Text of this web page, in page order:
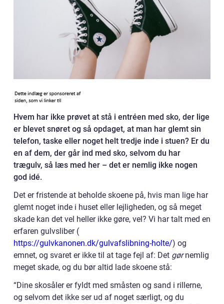
Hvem har ikke prøvet at stå i entréen med sko, der lige
er blevet snøret og så opdaget, at man har glemt sin
telefon, taske eller noget helt tredje inde i stuen? Er du
en af dem, der går ind med sko, selvom du har
trægulv, så læs med her – det er nemlig ikke nogen
god idé.
Det er fristende at beholde skoene på, hvis man lige har
glemt noget inde i huset eller lejligheden, og så meget
skade kan det vel heller ikke gøre, vel? Vi har talt med en
erfaren gulvsliber (
https://gulvkanonen.dk/gulvafslibning-holte/) og
emnet, og svaret er ikke til at tage fejl af: Det gørnemlig
meget skade, og du bør altid lade skoene stå:
“Dine skosåler er fyldt med småsten og sand i rillerne,
og selvom det ikke ser ud af noget særligt, og du